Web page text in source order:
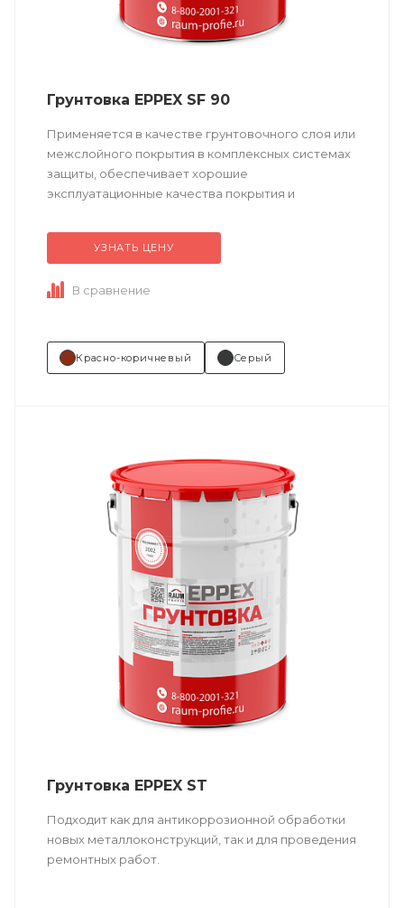
Грунтовка EPPEX SF 90
Применяется в качестве грунтовочного слоя или
межслойного покрытия в комплексных системах
защиты, обеспечивает хорошие
эксплуатационные качества покрытия и
Техническое описание ...
УЗНАТЬ ЦЕНУ
В сравнение
Красно-коричневый Серый
Грунтовка EPPEX ST
Подходит как для антикоррозионной обработки
новых металлоконструкций, так и для проведения
ремонтных работ.